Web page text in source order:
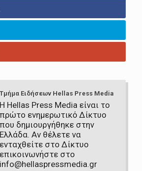
Τμήμα Ειδήσεων Hellas Press Media
Η Hellas Press Media είναι το
πρώτο ενημερωτικό Δίκτυο
που δημιουργήθηκε στην
Ελλάδα. Αν θέλετε να
ενταχθείτε στο Δίκτυο
επικοινωνήστε στο
info@hellaspressmedia.gr